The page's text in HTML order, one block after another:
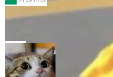
由中关村智联软件服务业质量创
“智构可信·质创未来——AI原生时
式”为主题，直面AI从实验室走
的核心质量命题。会上，《2026
工具选型手册》发布，Testin云
nt智能测试系统入选AI测试领域
让非法状态不可表示：一篇关
有一种东西，一旦用过就回不去
eev 管它叫"软件设计的基石"。
鲜——代数数据类型（ADT），
（sum type）。但他说清楚了一
局
Cloudflare 开源内部企业 AI